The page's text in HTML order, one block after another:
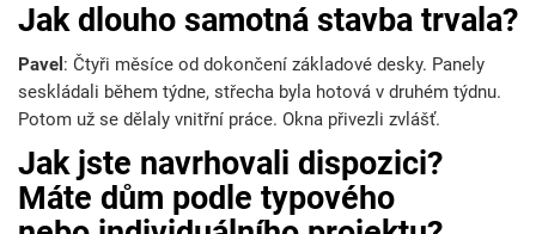
1
Jak dlouho samotná stavba trvala?
Pavel : Čtyři měsíce od dokončení základové desky. Panely
seskládali během týdne, střecha byla hotová v druhém týdnu.
Potom už se dělaly vnitřní práce. Okna přivezli zvlášť.
Jak jste navrhovali dispozici?
Máte dům podle typového